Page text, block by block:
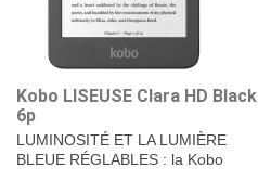
Kobo LISEUSE Clara HD Black
6p
LUMINOSITÉ ET LA LUMIÈRE
BLEUE RÉGLABLES : la Kobo